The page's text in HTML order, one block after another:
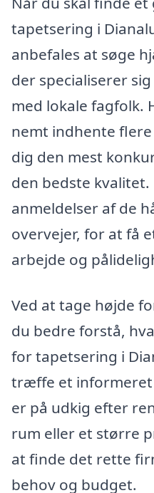
tapetsering i
anbefales at søge
der specialiserer
med lokale fagfolk.
nemt indhente
dig den mest
den bedste
anmeldelser af de
overvejer, for at få
arbejde og
Ved at tage højde
du bedre forstå,
for tapetsering i
træffe et informeret
er på udkig efter
rum eller et større
at finde det rette
behov og budget.